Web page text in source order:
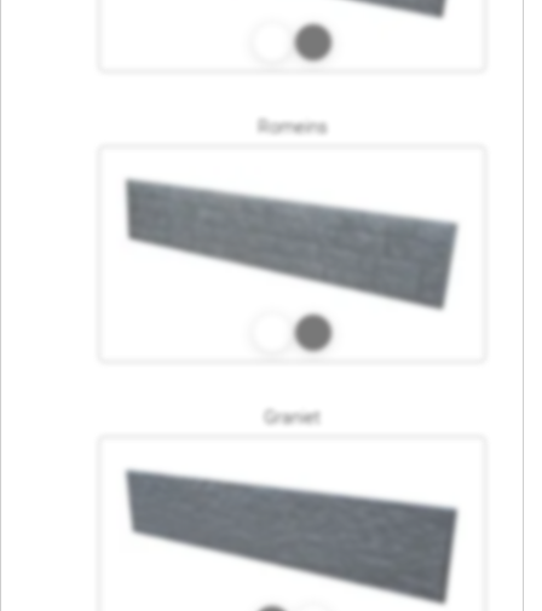
Romeins
Graniet